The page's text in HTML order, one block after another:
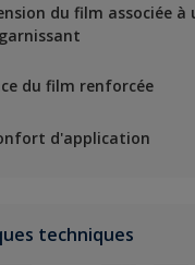
du film associée à
du film renforcée
d'application
techniques